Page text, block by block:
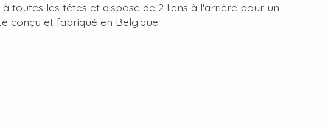
toutes les têtes et dispose de 2 liens à l'arrière pour un
conçu et fabriqué en Belgique.